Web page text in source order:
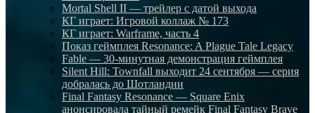
Mortal Shell II — трейлер с датой выхода
КГ играет: Игровой коллаж № 173
КГ играет: Warframe, часть 4
Показ геймплея Resonance: A Plague Tale Legacy
Fable — 30-минутная демонстрация геймплея
Silent Hill: Townfall выходит 24 сентября — серия
добралась до Шотландии
Final Fantasy Resonance — Square Enix
анонсировала тайный ремейк Final Fantasy Brave